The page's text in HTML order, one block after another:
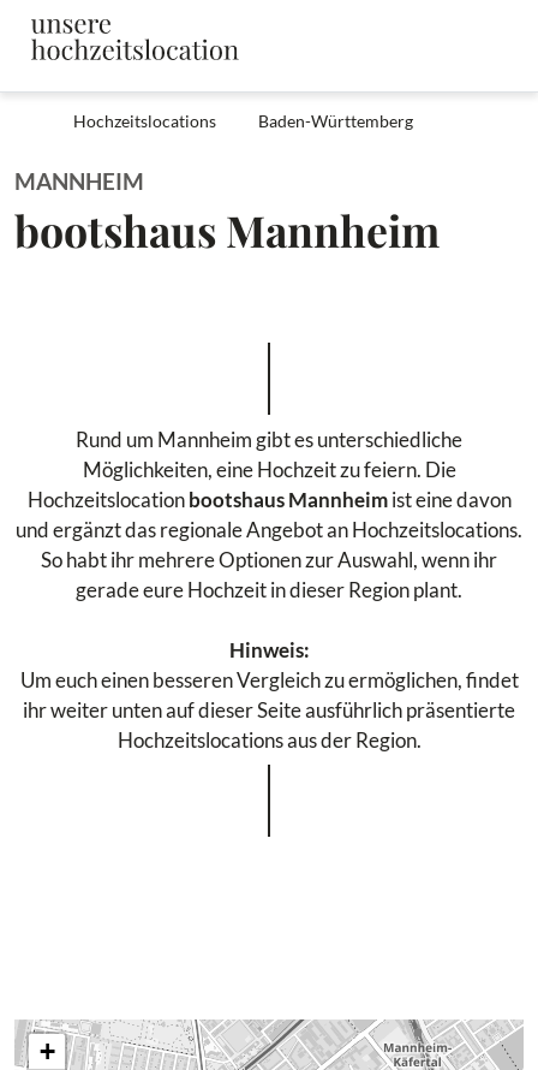
Hochzeitslocations Baden-Württemberg
MANNHEIM
bootshaus Mannheim
Rund um Mannheim gibt es unterschiedliche
Möglichkeiten, eine Hochzeit zu feiern. Die
Hochzeitslocationbootshaus Mannheimist eine davon
und ergänzt das regionale Angebot an Hochzeitslocations.
So habt ihr mehrere Optionen zur Auswahl, wenn ihr
gerade eure Hochzeit in dieser Region plant.
Hinweis:
Um euch einen besseren Vergleich zu ermöglichen, findet
ihr weiter unten auf dieser Seite ausführlich präsentierte
Hochzeitslocations aus der Region.
+